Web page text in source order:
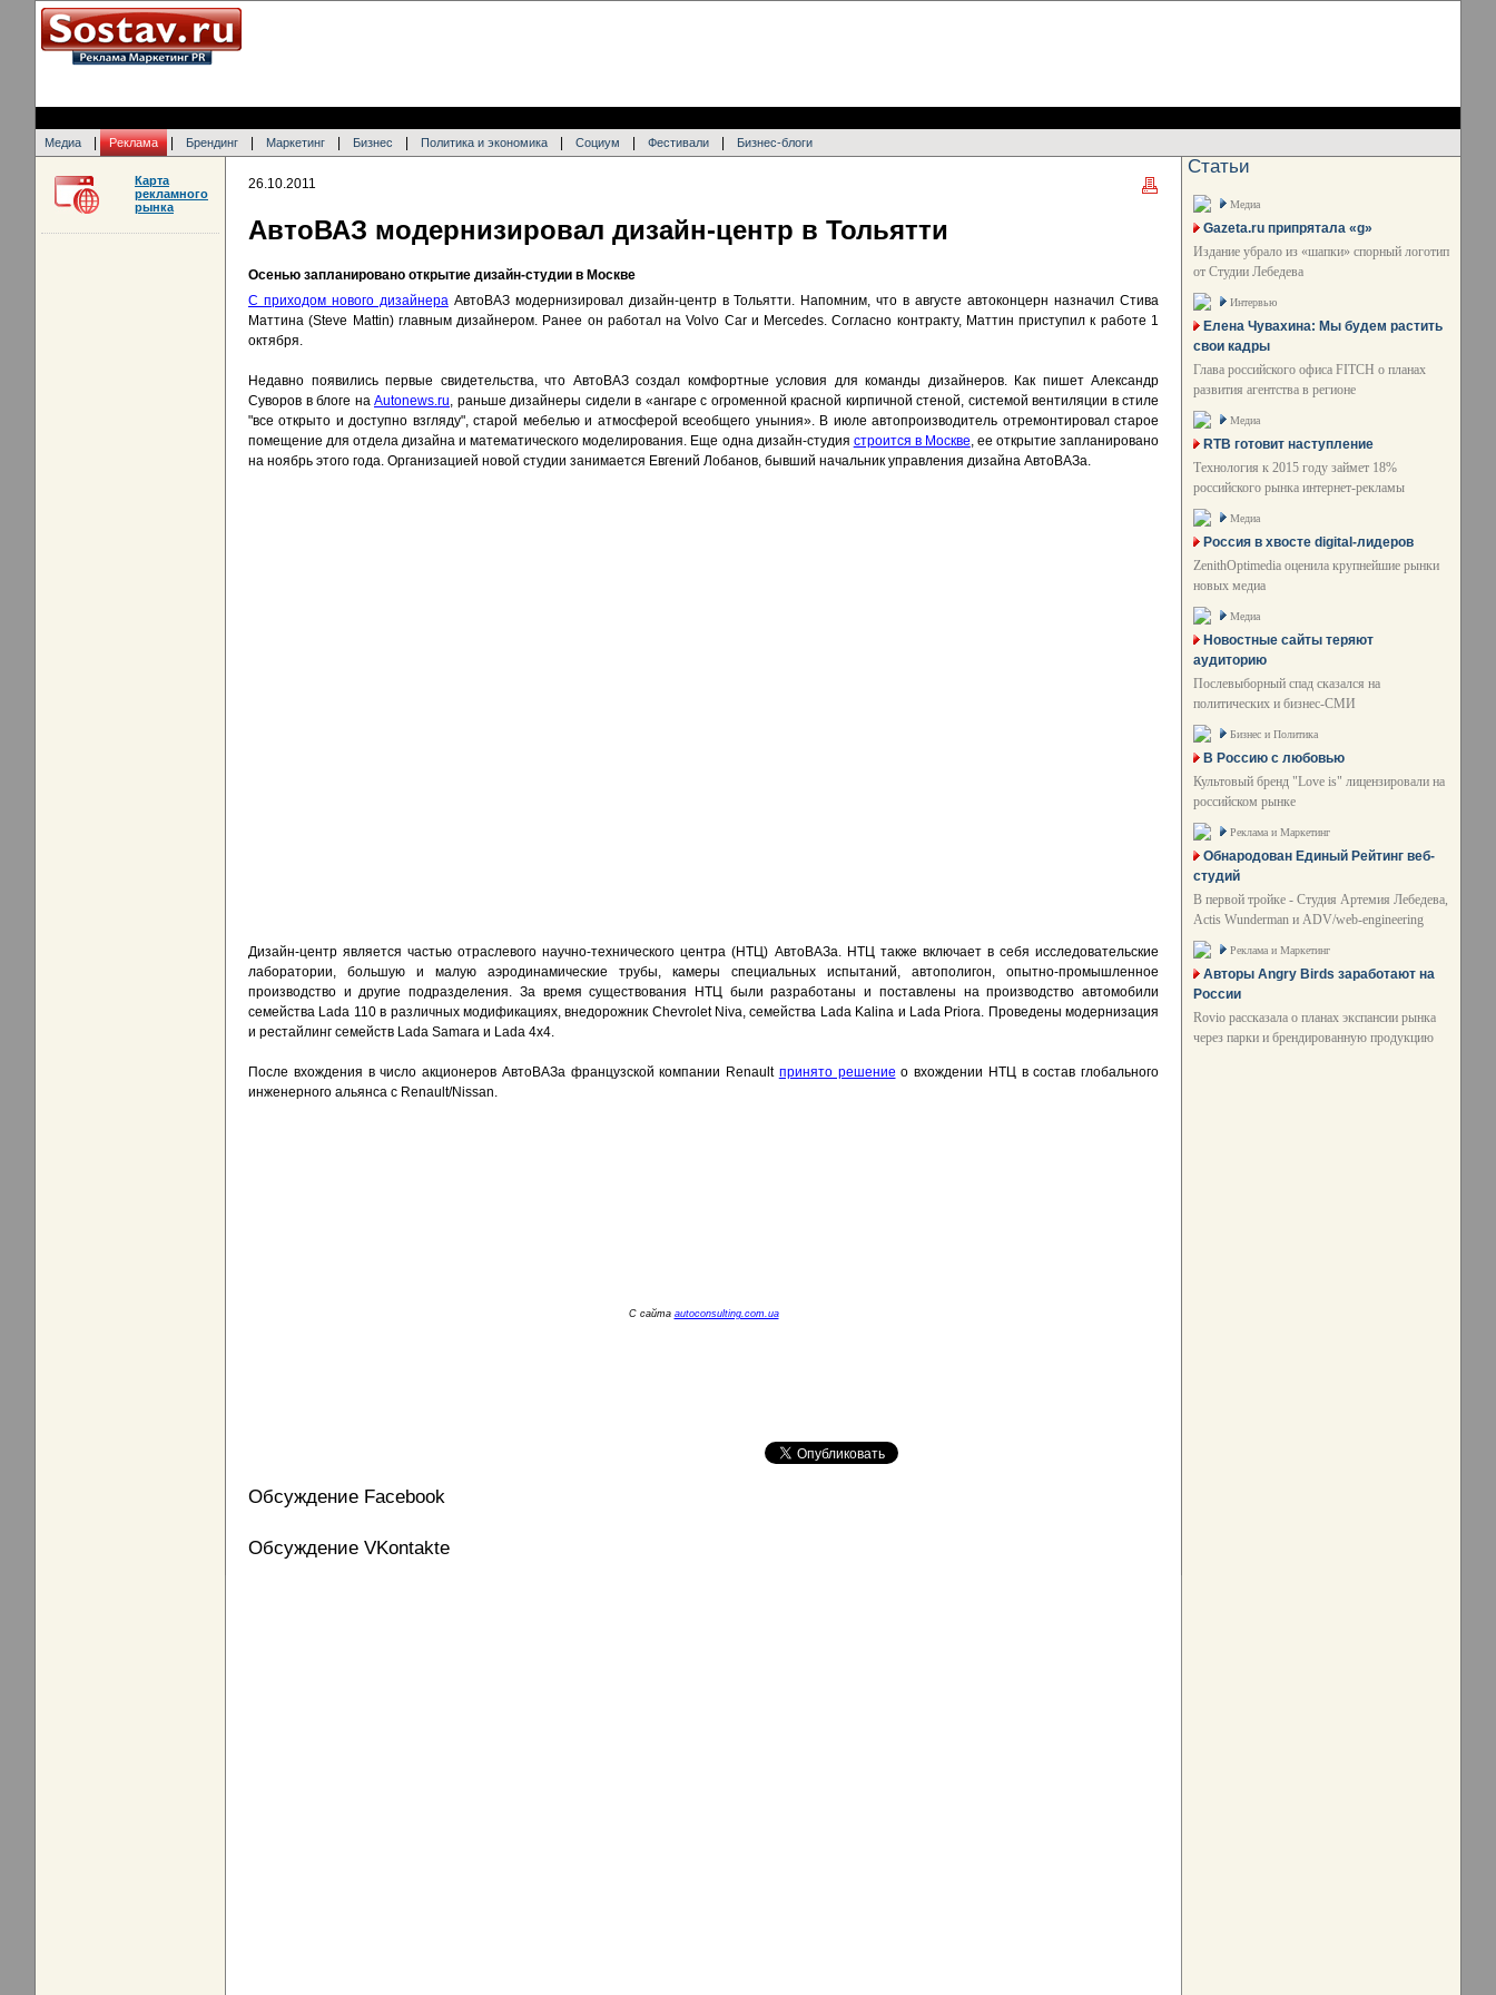
Медиа Реклама Брендинг Маркетинг Бизнес Политика и экономика Социум Фестивали Бизнес-блоги
26.10.2011
АвтоВАЗ модернизировал дизайн-центр в Тольятти
Осенью запланировано открытие дизайн-студии в Москве
С приходом нового дизайнераАвтоВАЗ модернизировал дизайн-центр в Тольятти. Напомним, что в августе автоконцерн назначил Стива
Маттина (Steve Mattin) главным дизайнером. Ранее он работал на Volvo Car и Mercedes. Согласно контракту, Маттин приступил к работе 1
октября.
Недавно появились первые свидетельства, что АвтоВАЗ создал комфортные условия для команды дизайнеров. Как пишет Александр
Суворов в блоге на Autonews.ru, раньше дизайнеры сидели в «ангаре с огроменной красной кирпичной стеной, системой вентиляции в стиле
"все открыто и доступно взгляду", старой мебелью и атмосферой всеобщего уныния». В июле автопроизводитель отремонтировал старое
помещение для отдела дизайна и математического моделирования. Еще одна дизайн-студия строится в Москве, ее открытие запланировано
на ноябрь этого года. Организацией новой студии занимается Евгений Лобанов, бывший начальник управления дизайна АвтоВАЗа.
Дизайн-центр является частью отраслевого научно-технического центра (НТЦ) АвтоВАЗа. НТЦ также включает в себя исследовательские
лаборатории, большую и малую аэродинамические трубы, камеры специальных испытаний, автополигон, опытно-промышленное
производство и другие подразделения. За время существования НТЦ были разработаны и поставлены на производство автомобили
семейства Lada 110 в различных модификациях, внедорожник Chevrolet Niva, семейства Lada Kalina и Lada Priora. Проведены модернизация
и рестайлинг семейств Lada Samara и Lada 4х4.
После вхождения в число акционеров АвтоВАЗа французской компании Renault принято решение о вхождении НТЦ в состав глобального
инженерного альянса с Renault/Nissan.
С сайта autoconsulting.com.ua
Обсуждение Facebook
Обсуждение VKontakte
Карта
рекламного
рынка
Статьи
Медиа
Gazeta.ru припрятала «g»
Издание убрало из «шапки» спорный логотип
от Студии Лебедева
Интервью
Елена Чувахина: Мы будем растить
свои кадры
Глава российского офиса FITCH о планах
развития агентства в регионе
Медиа
RTB готовит наступление
Технология к 2015 году займет 18%
российского рынка интернет-рекламы
Медиа
Россия в хвосте digital-лидеров
ZenithOptimedia оценила крупнейшие рынки
новых медиа
Медиа
Новостные сайты теряют
аудиторию
Послевыборный спад сказался на
политических и бизнес-СМИ
Бизнес и Политика
В Россию с любовью
Культовый бренд "Love is" лицензировали на
российском рынке
Реклама и Маркетинг
Обнародован Единый Рейтинг веб-
студий
В первой тройке - Студия Артемия Лебедева,
Actis Wunderman и ADV/web-engineering
Реклама и Маркетинг
Авторы Angry Birds заработают на
России
Rovio рассказала о планах экспансии рынка
через парки и брендированную продукцию